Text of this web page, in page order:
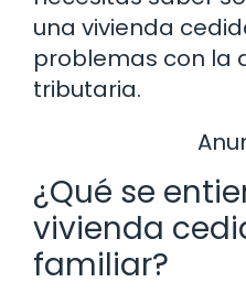
una vivienda
problemas con la
tributaria.
¿Qué se
vivienda
familiar?